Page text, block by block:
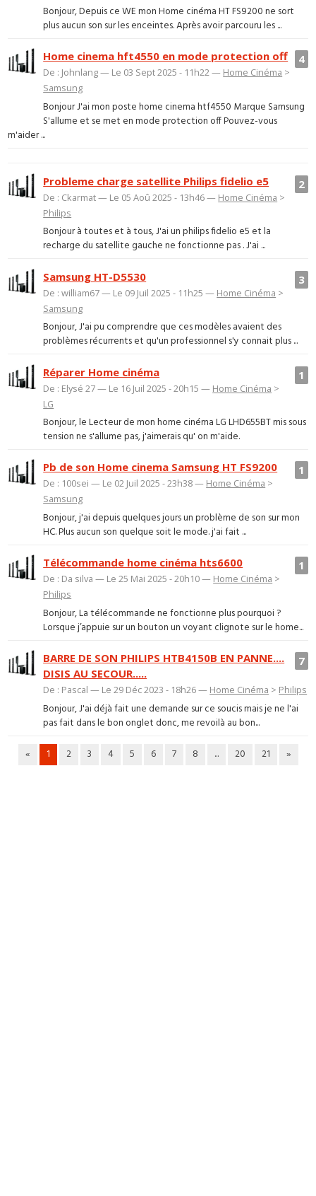
Bonjour, Depuis ce WE mon Home cinéma HT FS9200 ne sort
plus aucun son sur les enceintes. Après avoir parcouru les ...
4
Home cinema hft4550 en mode protection off
De : Johnlang — Le 03 Sept 2025 - 11h22 — Home Cinéma >
Samsung
Bonjour J'ai mon poste home cinema htf4550 Marque Samsung
S'allume et se met en mode protection off Pouvez-vous
m'aider ...
2
Probleme charge satellite Philips fidelio e5
De : Ckarmat — Le 05 Aoû 2025 - 13h46 — Home Cinéma >
Philips
Bonjour à toutes et à tous, J'ai un philips fidelio e5 et la
recharge du satellite gauche ne fonctionne pas . J'ai ...
3
Samsung HT-D5530
De : william67 — Le 09 Juil 2025 - 11h25 — Home Cinéma >
Samsung
Bonjour, J'ai pu comprendre que ces modèles avaient des
problèmes récurrents et qu'un professionnel s'y connait plus ...
1
Réparer Home cinéma
De : Elysé 27 — Le 16 Juil 2025 - 20h15 — Home Cinéma >
LG
Bonjour, le Lecteur de mon home cinéma LG LHD655BT mis sous
tension ne s'allume pas, j'aimerais qu' on m'aide.
1
Pb de son Home cinema Samsung HT FS9200
De : 100sei — Le 02 Juil 2025 - 23h38 — Home Cinéma >
Samsung
Bonjour, j'ai depuis quelques jours un problème de son sur mon
HC. Plus aucun son quelque soit le mode. j'ai fait ...
1
Télécommande home cinéma hts6600
De : Da silva — Le 25 Mai 2025 - 20h10 — Home Cinéma >
Philips
Bonjour, La télécommande ne fonctionne plus pourquoi ?
Lorsque j’appuie sur un bouton un voyant clignote sur le home...
7
BARRE DE SON PHILIPS HTB4150B EN PANNE....
DISIS AU SECOUR.....
De : Pascal — Le 29 Déc 2023 - 18h26 — Home Cinéma > Philips
Bonjour, J'ai déjà fait une demande sur ce soucis mais je ne l'ai
pas fait dans le bon onglet donc, me revoilà au bon...
« 1 2 3 4 5 6 7 8 ... 20 21 »